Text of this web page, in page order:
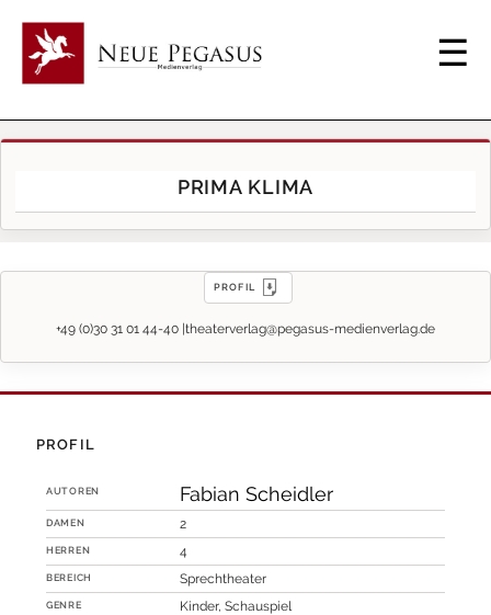
PRIMA KLIMA
PROFIL
+49 (0)30 31 01 44-40 |theaterverlag@pegasus-medienverlag.de
PROFIL
AUTOREN Fabian Scheidler
DAMEN 2
HERREN 4
BEREICH Sprechtheater
GENRE Kinder, Schauspiel